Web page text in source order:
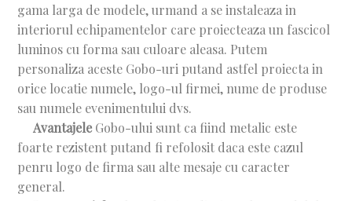
gama larga de modele, urmand a se instaleaza in
interiorul echipamentelor care proiecteaza un fascicol
luminos cu forma sau culoare aleasa. Putem
personaliza aceste Gobo-uri putand astfel proiecta in
orice locatie numele, logo-ul firmei, nume de produse
sau numele evenimentului dvs.
Avantajele Gobo-ului sunt ca fiind metalic este
foarte rezistent putand fi refolosit daca este cazul
penru logo de firma sau alte mesaje cu caracter
general.